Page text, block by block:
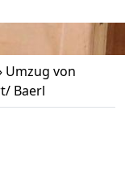
Umzug von
Baerl